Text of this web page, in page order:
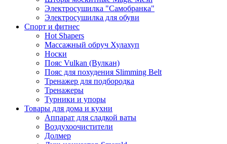
Электросушилка "Самобранка"
Электросушилка для обуви
Спорт и фитнес
Hot Shapers
Массажный обруч Хулахуп
Носки
Пояс Vulkan (Вулкан)
Пояс для похудения Slimming Belt
Тренажер для подбородка
Тренажеры
Турники и упоры
Товары для дома и кухни
Аппарат для сладкой ваты
Воздухоочистители
Долмер